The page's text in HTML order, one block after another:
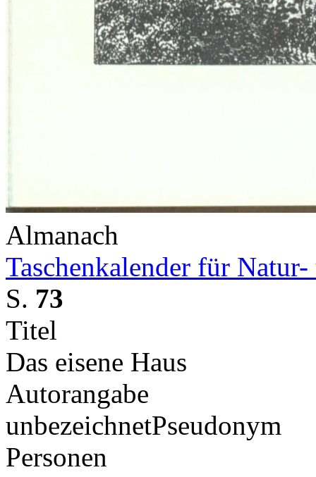
Almanach
Taschenkalender für
S. 73
Titel
Das eisene Haus
Autorangabe
unbezeichnetPseudonym
Personen